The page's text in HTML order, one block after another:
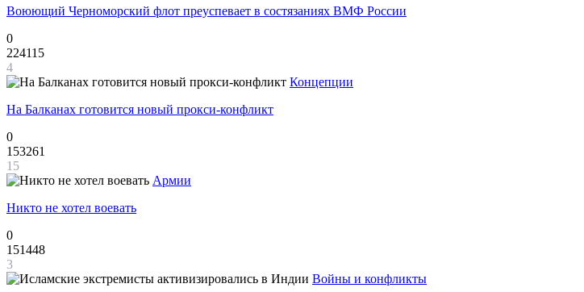
Воюющий Черноморский флот преуспевает в состязаниях ВМФ России
0
224115
4
Концепции
На Балканах готовится новый прокси-конфликт
0
153261
15
Армии
Никто не хотел воевать
0
151448
3
Войны и конфликты